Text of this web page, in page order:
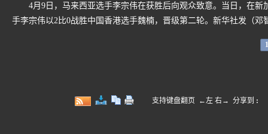
4月9日，马来西亚选手李宗伟在获胜后向观众致意。当日，在新
手李宗伟以2比0战胜中国香港选手魏楠，晋级第二轮。新华社发（邓
1
支持键盘翻页 ←左 右→ 分享到 :